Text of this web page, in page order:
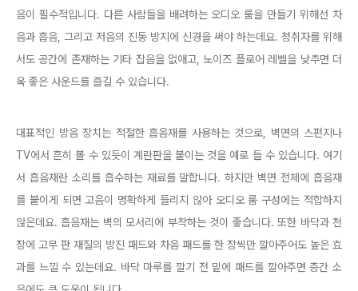
음이 필수적입니다. 다른 사람들을 배려하는 오디오 룸을 만들기 위해선 차
음과 흡음, 그리고 저음의 진동 방지에 신경을 써야 하는데요. 청취자를 위해
서도 공간에 존재하는 기타 잡음을 없애고, 노이즈 플로어 레벨을 낮추면 더
욱 좋은 사운드를 즐길 수 있습니다.
대표적인 방음 장치는 적절한 흡음재를 사용하는 것으로, 벽면의 스펀지나
TV에서 흔히 볼 수 있듯이 계란판을 붙이는 것을 예로 들 수 있습니다. 여기
서 흡음재란 소리를 흡수하는 재료를 말합니다. 하지만 벽면 전체에 흡음재
를 붙이게 되면 고음이 명확하게 들리지 않아 오디오 룸 구성에는 적합하지
않은데요. 흡음재는 벽의 모서리에 부착하는 것이 좋습니다. 또한 바닥과 천
장에 고무 판 재질의 방진 패드와 차음 패드를 한 장씩만 깔아주어도 높은 효
과를 느낄 수 있는데요. 바닥 마루를 깔기 전 밑에 패드를 깔아주면 층간 소